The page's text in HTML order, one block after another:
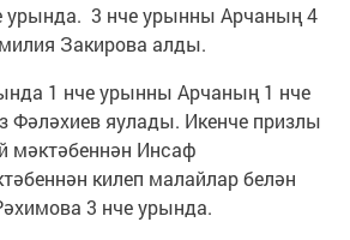
урында. 3 нче урынны Арчаның 4
Закирова алды.
1 нче урынны Арчаның 1 нче
Фәләхиев яулады. Икенче призлы
мәктәбеннән Инсаф
килеп малайлар белән
3 нче урында.